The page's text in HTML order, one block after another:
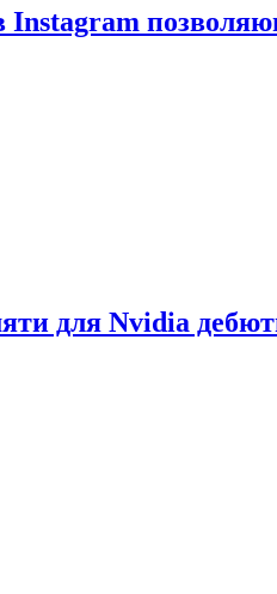
Instagram
для Nvidia